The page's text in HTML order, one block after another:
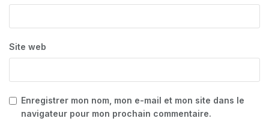
Site web
Enregistrer mon nom, mon e-mail et mon site dans le
navigateur pour mon prochain commentaire.